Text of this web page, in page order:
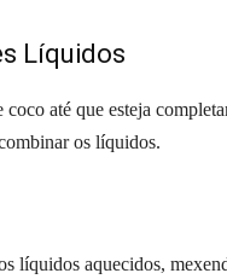
Líquidos
até que esteja
os líquidos.
líquidos aquecidos,